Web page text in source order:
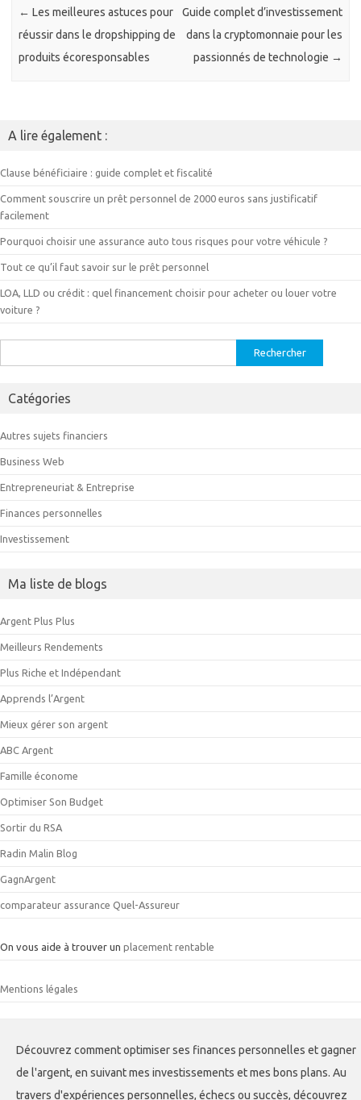
← Les meilleures astuces pour
réussir dans le dropshipping de
produits écoresponsables
Guide complet d’investissement
dans la cryptomonnaie pour les
passionnés de technologie →
A lire également :
Clause bénéficiaire : guide complet et fiscalité
Comment souscrire un prêt personnel de 2000 euros sans justificatif
facilement
Pourquoi choisir une assurance auto tous risques pour votre véhicule ?
Tout ce qu’il faut savoir sur le prêt personnel
LOA, LLD ou crédit : quel financement choisir pour acheter ou louer votre
voiture ?
Catégories
Autres sujets financiers
Business Web
Entrepreneuriat & Entreprise
Finances personnelles
Investissement
Ma liste de blogs
Argent Plus Plus
Meilleurs Rendements
Plus Riche et Indépendant
Apprends l’Argent
Mieux gérer son argent
ABC Argent
Famille économe
Optimiser Son Budget
Sortir du RSA
Radin Malin Blog
GagnArgent
comparateur assurance Quel-Assureur
On vous aide à trouver un placement rentable
Mentions légales
Découvrez comment optimiser ses finances personnelles et gagner
de l'argent, en suivant mes investissements et mes bons plans. Au
travers d'expériences personnelles, échecs ou succès, découvrez